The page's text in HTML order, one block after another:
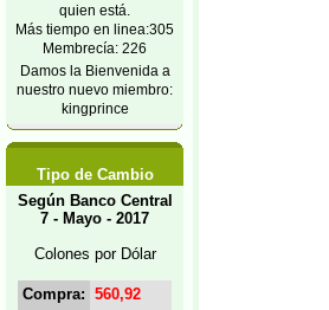
quien está.
Más tiempo en linea:305
Membrecía: 226
Damos la Bienvenida a
nuestro nuevo miembro:
kingprince
Tipo de Cambio
Según Banco Central
7 - Mayo - 2017
Colones por Dólar
Compra: 560,92